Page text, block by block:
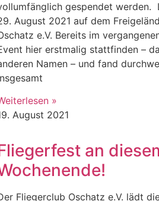
gespendet werden.
August 2021 auf dem
e.V. Bereits im
hier erstmalig stattfinden –
Namen – und fand
»
August 2021
an
Fliegerclub Oschatz e.V. lädt